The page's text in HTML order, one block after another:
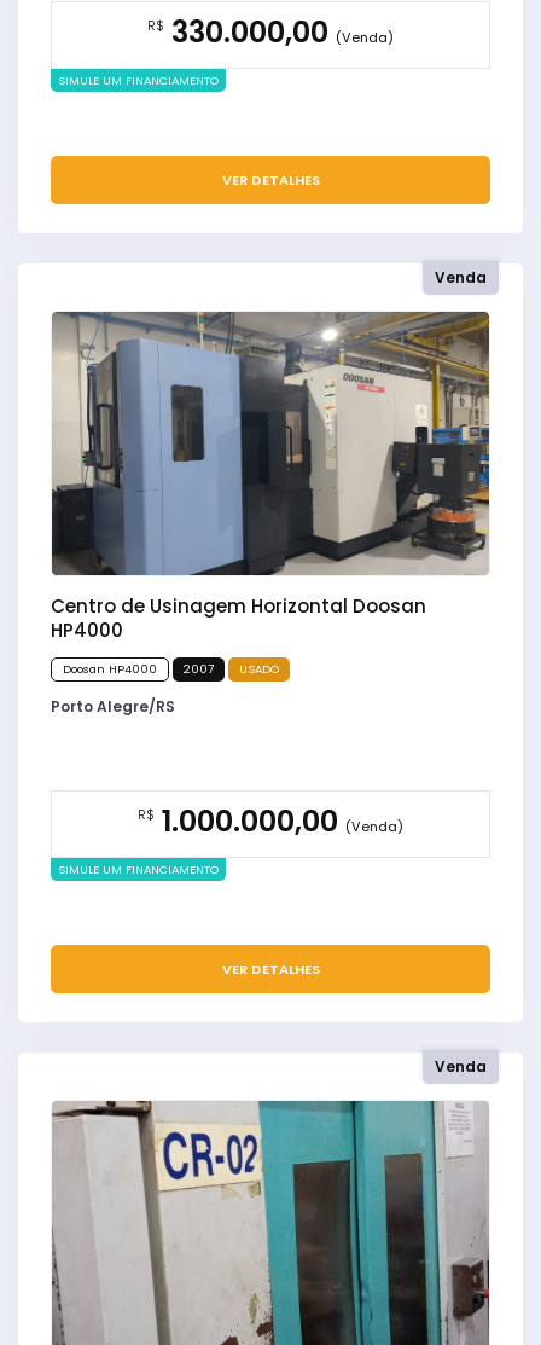
R$ 330.000,00 (Venda)
SIMULE UM FINANCIAMENTO
VER DETALHES
Venda
Centro de Usinagem Horizontal Doosan
HP4000
Doosan HP4000 2007 USADO
Porto Alegre/RS
R$ 1.000.000,00 (Venda)
SIMULE UM FINANCIAMENTO
VER DETALHES
Venda